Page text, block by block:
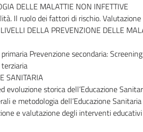
DELLE MALATTIE NON INFETTIVE
Il ruolo dei fattori di rischio. Valutazione
DELLA PREVENZIONE DELLE
Prevenzione secondaria:
SANITARIA
evoluzione storica dell’Educazione
e metodologia dell’Educazione Sanitaria
e valutazione degli interventi